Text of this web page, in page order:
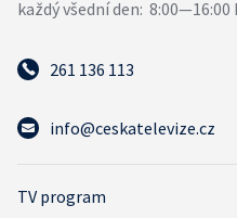
261 136 113
info@ceskatelevize.cz
TV program